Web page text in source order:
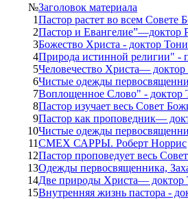
№Заголовок материала
1Пастор растет во всем
2Пастор и Евангелие”—доктор
3Божество Христа - доктор
4Природа истинной религии" -
5Человечество Христа—
6Чистые одежды
7Воплощенное Слово" - доктор
8Пастор изучает весь Совет
9Пастор как проповедник—
10Чистые одежды
11СМЕХ САРРЫ. Роберт Норрис
12Пастор проповедует весь
13Одежды первосвященника,
14Две природы Христа— доктор
15Внутренняя жизнь пастора -